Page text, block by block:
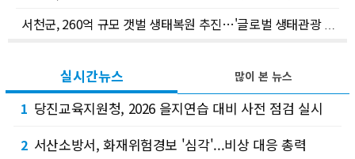
실시간뉴스
1 당진교육지원청, 2026 을지연습 대비 사전 점검 실시
2 서산소방서, 화재위험경보 '심각'...비상 대응 총력
많이 본 뉴스